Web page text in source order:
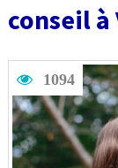
conseil à
1094